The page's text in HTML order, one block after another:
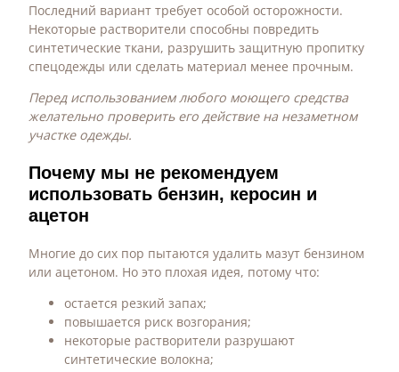
Последний вариант требует особой осторожности.
Некоторые растворители способны повредить
синтетические ткани, разрушить защитную пропитку
спецодежды или сделать материал менее прочным.
Перед использованием любого моющего средства
желательно проверить его действие на незаметном
участке одежды.
Почему мы не рекомендуем
использовать бензин, керосин и
ацетон
Многие до сих пор пытаются удалить мазут бензином
или ацетоном. Но это плохая идея, потому что:
остается резкий запах;
повышается риск возгорания;
некоторые растворители разрушают
синтетические волокна;